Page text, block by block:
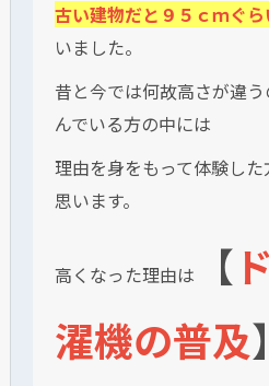
古い建物だと９５ｃｍぐら
いました。
昔と今では何故高さが違
んでいる方の中には
理由を身をもって体験し
思います。
高くなった理由は 【
濯機の普及】